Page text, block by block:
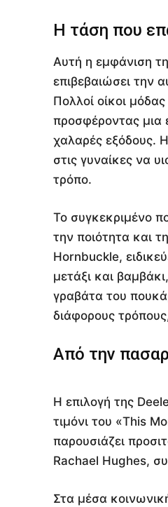
Η τάση που
Αυτή η εμφάνιση
επιβεβαιώσει την
Πολλοί οίκοι
προσφέροντας μια
χαλαρές εξόδους.
στις γυναίκες να
τρόπο.
Το συγκεκριμένο
την ποιότητα και
Hornbuckle,
μετάξι και
γραβάτα του
διάφορους
Από την
Η επιλογή της
τιμόνι του «This
παρουσιάζει
Rachael Hughes,
Στα μέσα